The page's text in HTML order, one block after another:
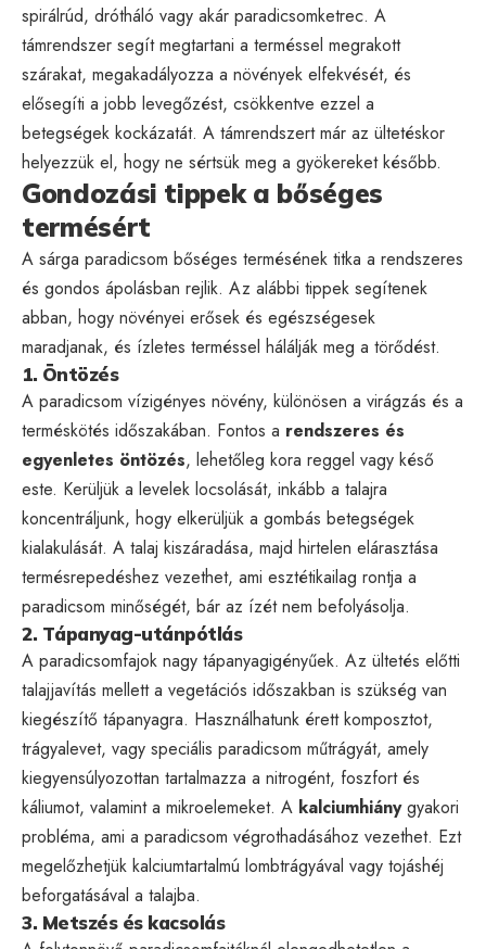
spirálrúd, drótháló vagy akár paradicsomketrec. A
támrendszer segít megtartani a terméssel megrakott
szárakat, megakadályozza a növények elfekvését, és
elősegíti a jobb levegőzést, csökkentve ezzel a
betegségek kockázatát. A támrendszert már az ültetéskor
helyezzük el, hogy ne sértsük meg a gyökereket később.
Gondozási tippek a bőséges
termésért
A sárga paradicsom bőséges termésének titka a rendszeres
és gondos ápolásban rejlik. Az alábbi tippek segítenek
abban, hogy növényei erősek és egészségesek
maradjanak, és ízletes terméssel hálálják meg a törődést.
1. Öntözés
A paradicsom vízigényes növény, különösen a virágzás és a
terméskötés időszakában. Fontos a rendszeres és
egyenletes öntözés, lehetőleg kora reggel vagy késő
este. Kerüljük a levelek locsolását, inkább a talajra
koncentráljunk, hogy elkerüljük a gombás betegségek
kialakulását. A talaj kiszáradása, majd hirtelen elárasztása
termésrepedéshez vezethet, ami esztétikailag rontja a
paradicsom minőségét, bár az ízét nem befolyásolja.
2. Tápanyag-utánpótlás
A paradicsomfajok nagy tápanyagigényűek. Az ültetés előtti
talajjavítás mellett a vegetációs időszakban is szükség van
kiegészítő tápanyagra. Használhatunk érett komposztot,
trágyalevet, vagy speciális paradicsom műtrágyát, amely
kiegyensúlyozottan tartalmazza a nitrogént, foszfort és
káliumot, valamint a mikroelemeket. A kalciumhiánygyakori
probléma, ami a paradicsom végrothadásához vezethet. Ezt
megelőzhetjük kalciumtartalmú lombtrágyával vagy tojáshéj
beforgatásával a talajba.
3. Metszés és kacsolás